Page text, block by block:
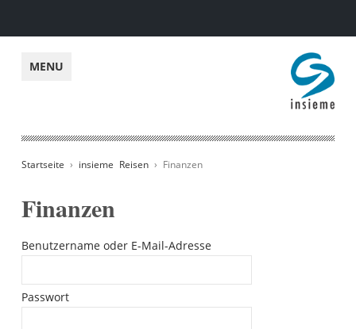
insieme
MENU
Startseite › insieme Reisen› Finanzen
Finanzen
Benutzername oder E-Mail-Adresse
Passwort